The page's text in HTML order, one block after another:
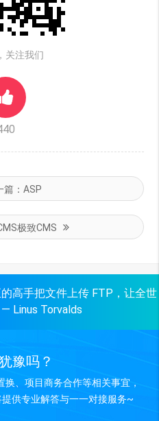
关注我们
篇：ASP
极致CMS
高手把文件上传 FTP，让全世
Linus Torvalds
豫吗？
、项目商务合作等相关事宜，
供专业解答与一一对接服务~